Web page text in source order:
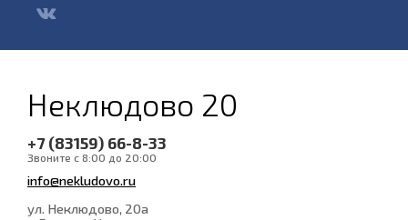
Неклюдово 20
+7 (83159) 66-8-33
Звоните с 8:00 до 20:00
info@nekludovo.ru
ул. Неклюдово, 20а